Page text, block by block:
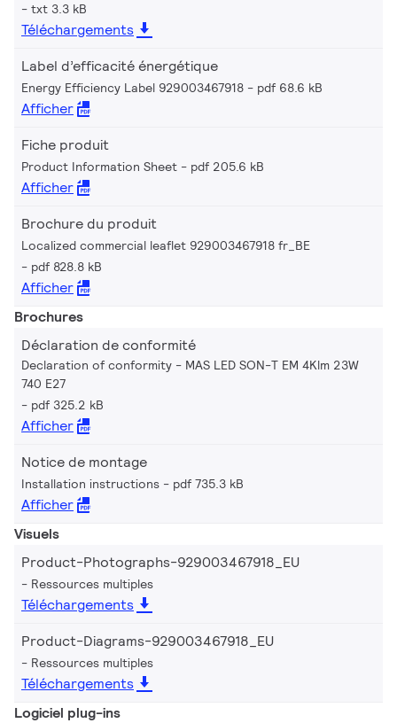
txt 3.3 kB
Téléchargements
Label d’efficacité énergétique
Energy Efficiency Label 929003467918 pdf 68.6 kB
Afficher
Fiche produit
Product Information Sheet pdf 205.6 kB
Afficher
Brochure du produit
Localized commercial leaflet 929003467918 fr_BE
pdf 828.8 kB
Afficher
Brochures
Déclaration de conformité
Declaration of conformity - MAS LED SON-T EM 4Klm 23W
740 E27
pdf 325.2 kB
Afficher
Notice de montage
Installation instructions pdf 735.3 kB
Afficher
Visuels
Product-Photographs-929003467918_EU
Ressources multiples
Téléchargements
Product-Diagrams-929003467918_EU
Ressources multiples
Téléchargements
Logiciel plug-ins